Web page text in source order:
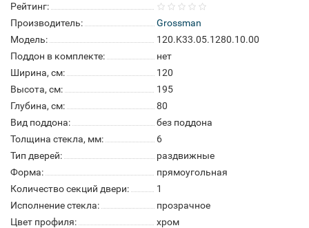
Рейтинг:
Производитель:
Grossman
Модель:
120.K33.05.1280.10.00
Поддон в комплекте:
нет
Ширина, см:
120
Высота, см:
195
Глубина, см:
80
Вид поддона:
без поддона
Толщина стекла, мм:
6
Тип дверей:
раздвижные
Форма:
прямоугольная
Количество секций двери:
1
Исполнение стекла:
прозрачное
Цвет профиля:
хром